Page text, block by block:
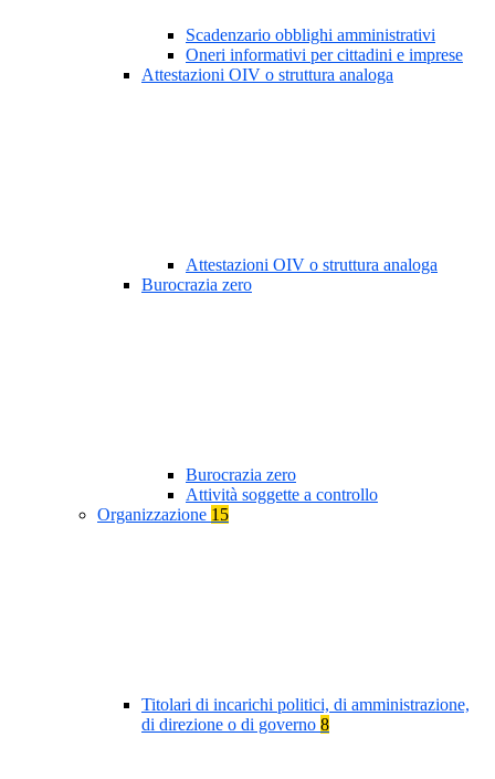
Scadenzario obblighi amministrativi
Oneri informativi per cittadini e imprese
Attestazioni OIV o struttura analoga
Attestazioni OIV o struttura analoga
Burocrazia zero
Burocrazia zero
Attività soggette a controllo
Organizzazione 15
Titolari di incarichi politici, di amministrazione,
di direzione o di governo 8